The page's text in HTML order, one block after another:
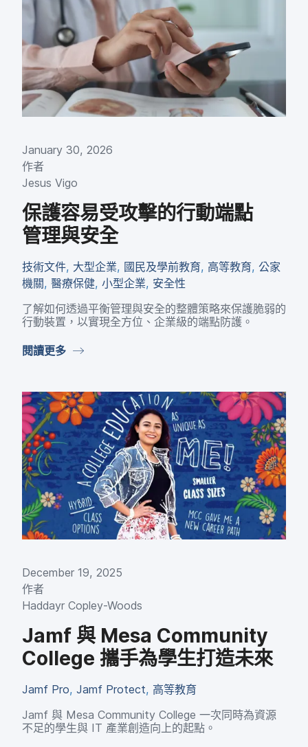
January 30, 2026
作​者
Jesus Vigo
保護​容易受​攻擊​的​行動​端點​
管理​與​安全
技術​文件, 大型​企業, 國民​及​學前​教育, 高等​教育, 公家​
機關, 醫療​保健, 小型​企業, 安全性
了​解如​何​透過​平衡​管理​與​安全​的​整體​策​略來​保護​脆弱​的​
行動​裝置，​以​實現​全​方​位、​企業​級​的​端點​防護。
閱讀​更多
December 19, 2025
作​者
Haddayr Copley-Woods
Jamf 與Mesa Community
College 攜手為​學生​打造​未來
Jamf Pro, Jamf Protect, 高等​教育
Jamf 與 Mesa Community College 一​次​同時​為​資源​
不足​的​學生​與 IT 產業​創造​向​上​的​起點。